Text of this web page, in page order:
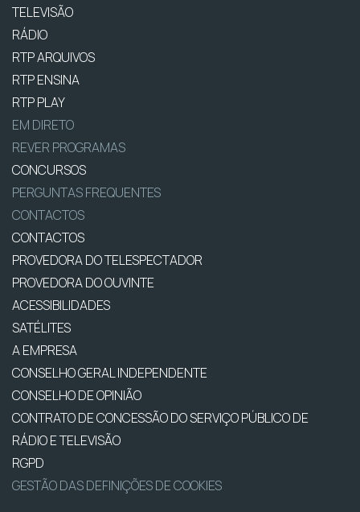
TELEVISÃO
RÁDIO
RTP ARQUIVOS
RTP ENSINA
RTP PLAY
EM DIRETO
REVER PROGRAMAS
CONCURSOS
PERGUNTAS FREQUENTES
CONTACTOS
CONTACTOS
PROVEDORA DO TELESPECTADOR
PROVEDORA DO OUVINTE
ACESSIBILIDADES
SATÉLITES
A EMPRESA
CONSELHO GERAL INDEPENDENTE
CONSELHO DE OPINIÃO
CONTRATO DE CONCESSÃO DO SERVIÇO PÚBLICO DE
RÁDIO E TELEVISÃO
RGPD
GESTÃO DAS DEFINIÇÕES DE COOKIES